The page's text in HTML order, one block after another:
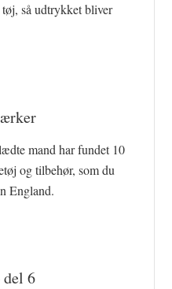
så udtrykket bliver
mand har fundet 10
og tilbehør, som du
England.
6